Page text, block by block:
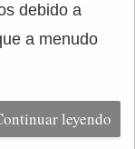
debido a
a menudo
leyendo